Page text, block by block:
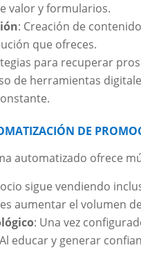
valor y formularios.
: Creación de
que ofreces.
para recuperar
de herramientas
DE
automatizado ofrece
sigue vendiendo
aumentar el volumen
: Una vez
educar y generar